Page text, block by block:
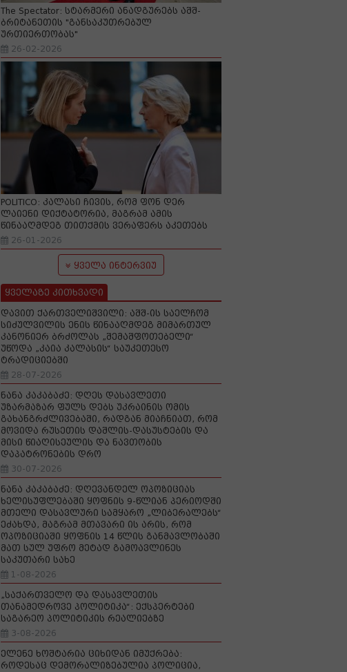
The Spectator: სტარმერი ანადგურებს აშშ-
ბრიტანეთის "განსაკუთრებულ
ურთიერთობას"
26-02-2026
POLITICO: კალასი ჩივის, რომ ფონ დერ
ლაიენი დიქტატორია, მაგრამ ამის
წინააღმდეგ თითქმის ვერაფერს აკეთებს
26-01-2026
ყველა ინტერვიუ
ყველაზე კითხვადი
დავით ქართველიშვილი: აშშ-ის საელჩომ
სიძულვილის ენის წინააღმდეგ მიმართულ
კანონიერ ბრძოლას „შემაშფოთებელი“
უწოდა „კაია კალასის“ საუკეთესო
ტრადიციებში
28-07-2026
ნანა კაკაბაძე: დღეს დასავლეთი
უზარმაზარ ფულს დებს უკრაინის ომის
გახანგრძლივებაში, რადგან მიაჩნიათ, რომ
მოვიდა რუსეთის დაშლის-დასუსტების და
მისი წიაღისეულის და ნავთობის
დაპატრონების დრო
30-07-2026
ნანა კაკაბაძე: დღევანდელ ოპოზიციას
ხელისუფლებაში ყოფნის 9-წლიან პერიოდში
მთელი დასავლური სამყარო „ლიბერალებს“
ეძახდა, მაგრამ მთავარი ის არის, რომ
ოპოზიციაში ყოფნის 14 წლის განმავლობაში
მათ სულ უფრო მეტად გამოავლინეს
საკუთარი სახე
1-08-2026
„საქართველო და დასავლეთის
თანამედროვე პოლიტიკა“: ექსპერტები
საგარეო პოლიტიკის რეალიებზე
3-08-2026
ელენე ხოშტარია ციხიდან იმუქრება:
როდესაც დემორალიზებულია პოლიცია,